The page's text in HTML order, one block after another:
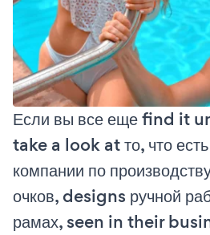
Если вы все еще find it
take a look at то, что
компании по
очков, designs ручной
рамах, seen in their